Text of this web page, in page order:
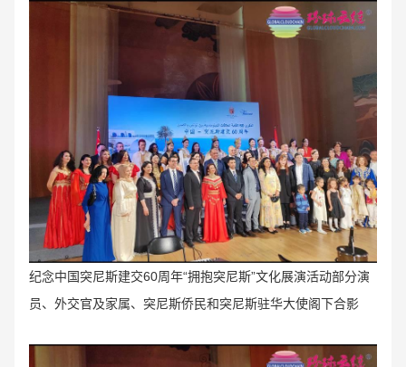
纪念中国突尼斯建交60周年“拥抱突尼斯”文化展演活动部分演
员、外交官及家属、突尼斯侨民和突尼斯驻华大使阁下合影